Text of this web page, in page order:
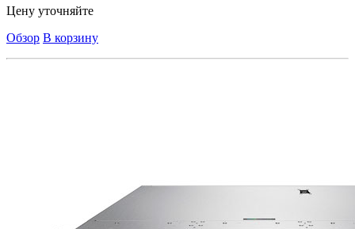
Цену уточняйте
Обзор В корзину